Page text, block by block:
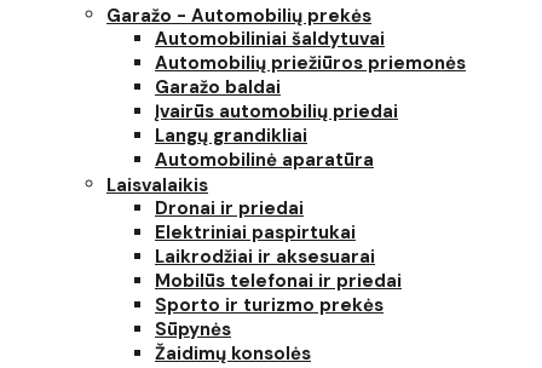
Garažo - Automobilių prekės
Automobiliniai šaldytuvai
Automobilių priežiūros priemonės
Garažo baldai
Įvairūs automobilių priedai
Langų grandikliai
Automobilinė aparatūra
Laisvalaikis
Dronai ir priedai
Elektriniai paspirtukai
Laikrodžiai ir aksesuarai
Mobilūs telefonai ir priedai
Sporto ir turizmo prekės
Sūpynės
Žaidimų konsolės